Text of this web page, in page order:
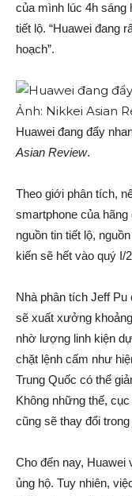
của mình lúc 4h sáng
tiết lộ. “Huawei đang
hoạch”.
Huawei đang đẩy
Asian Review.
Theo giới phân tích,
smartphone của
nguồn tin tiết lộ,
kiến sẽ hết vào quý I/
Nhà phân tích Jeff
sẽ xuất xưởng
nhờ lượng linh kiện
chặt lệnh cấm như
Trung Quốc có thể
Không những thế,
cũng sẽ thay đổi
Cho đến nay,
ủng hộ. Tuy nhiên,